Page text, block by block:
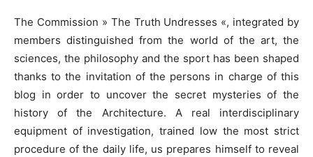
The Commission » The Truth Undresses «, integrated by
members distinguished from the world of the art, the
sciences, the philosophy and the sport has been shaped
thanks to the invitation of the persons in charge of this
blog in order to uncover the secret mysteries of the
history of the Architecture. A real interdisciplinary
equipment of investigation, trained low the most strict
procedure of the daily life, us prepares himself to reveal